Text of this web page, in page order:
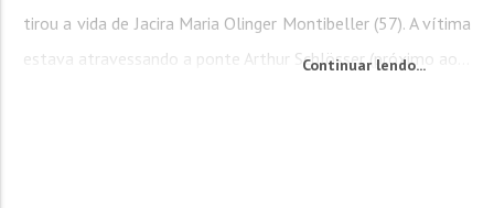
tirou a vida de Jacira Maria Olinger Montibeller (57). A vítima
estava atravessando a ponte Arthur Schlösser (próximo ao...
Continuar lendo...